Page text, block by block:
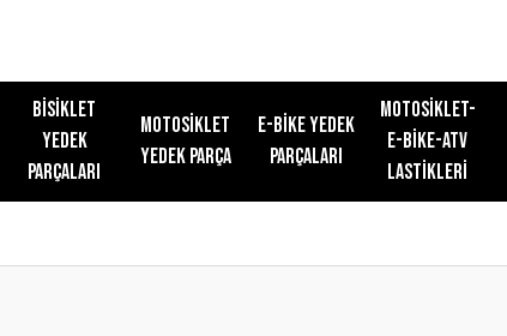
Bisiklet
Yedek
Parçaları
Motosiklet
Yedek Parça
E-Bike Yedek
Parçaları
Motosiklet-
E-Bike-ATV
Lastikleri